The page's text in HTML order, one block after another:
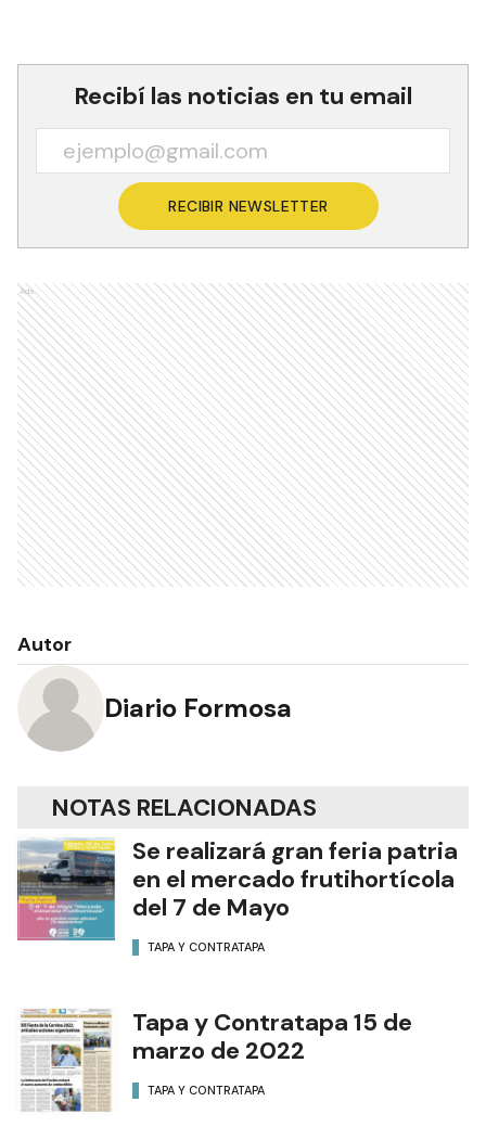
Recibí las noticias en tu email
RECIBIR NEWSLETTER
Ads
Autor
Diario Formosa
NOTAS RELACIONADAS
Se realizará gran feria patria
en el mercado frutihortícola
del 7 de Mayo
TAPA Y CONTRATAPA
Tapa y Contratapa 15 de
marzo de 2022
TAPA Y CONTRATAPA